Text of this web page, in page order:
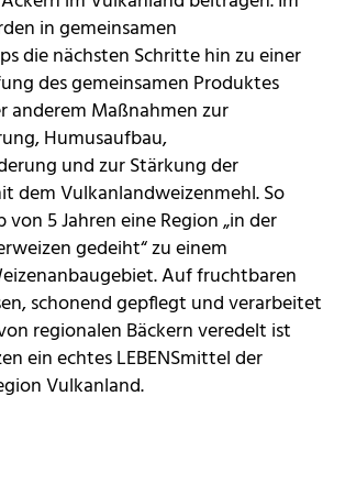
in gemeinsamen
die nächsten Schritte hin zu einer
des gemeinsamen Produktes
anderem Maßnahmen zur
Humusaufbau,
und zur Stärkung der
dem Vulkanlandweizenmehl. So
5 Jahren eine Region „in der
gedeiht“ zu einem
Auf fruchtbaren
schonend gepflegt und verarbeitet
regionalen Bäckern veredelt ist
ein echtes LEBENSmittel der
Vulkanland.